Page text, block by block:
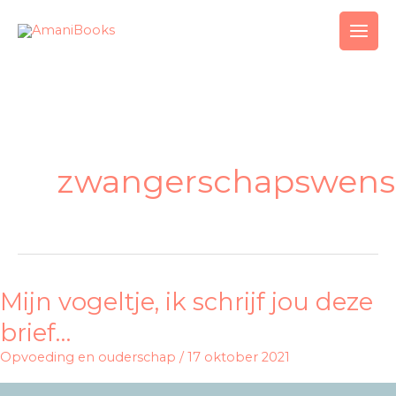
naar
zwangerschapswens
Mijn vogeltje, ik schrijf jou deze
brief…
Opvoeding en ouderschap / 17 oktober 2021
Mijn
vogeltje,
ik
schrijf